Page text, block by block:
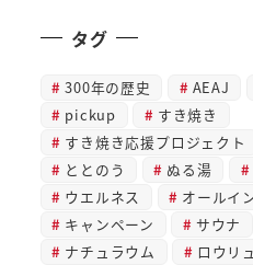
タグ
300年の歴史 AEAJ
pickup
すき焼き
すき焼き応援プロジェクト
ととのう
ぬる湯
ウエルネス
オールイ
キャンペーン
サウナ
ナチュラウム
ロウリュ